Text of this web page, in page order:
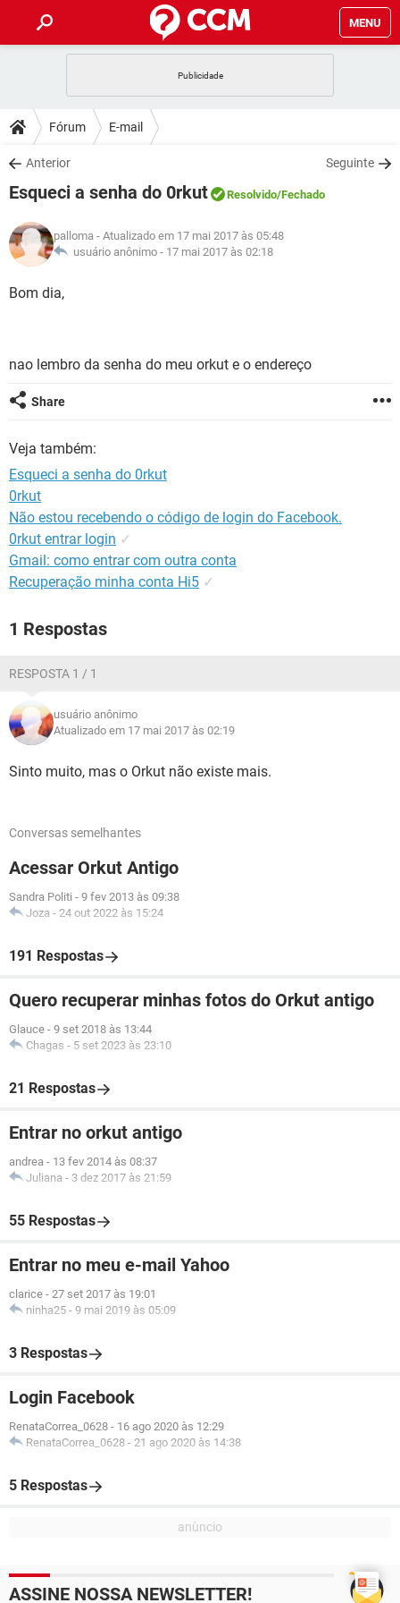
MENU
CELULAR
OUTLOOK
INSTAGRAM GMAIL
GUIA DE COMPRAS
DICAS
JOGOS
INSTAGRAM GMAIL
GUIA DE COMPRAS
DOWNLOADS
JOGOS WHATSAPP
CELULAR
OUTLOOK EXCEL
INSTAGRAM
FÓRUM
JOGOS WHATSAPP
CELULAR
OUTLOOK
GUIA DE COMPRAS
GLOSSÁRIO
JOGOS
GUIA DE COMPRAS
Fórum E-mail
Anterior Seguinte
Esqueci a senha do 0rkut Resolvido/Fechado
palloma - Atualizado em 17 mai 2017 às 05:48
usuário anônimo - 17 mai 2017 às 02:18
Bom dia,
nao lembro da senha do meu orkut e o endereço
Share
Veja também:
Esqueci a senha do 0rkut
0rkut
Não estou recebendo o código de login do Facebook.
0rkut entrar login ✓
Gmail: como entrar com outra conta
Recuperação minha conta Hi5 ✓
1 Respostas
RESPOSTA 1 / 1
usuário anônimo
Atualizado em 17 mai 2017 às 02:19
Sinto muito, mas o Orkut não existe mais.
Conversas semelhantes
Acessar Orkut Antigo
Sandra Politi - 9 fev 2013 às 09:38
Joza - 24 out 2022 às 15:24
191 Respostas
Quero recuperar minhas fotos do Orkut antigo
Glauce - 9 set 2018 às 13:44
Chagas - 5 set 2023 às 23:10
21 Respostas
Entrar no orkut antigo
andrea - 13 fev 2014 às 08:37
Juliana - 3 dez 2017 às 21:59
55 Respostas
Entrar no meu e-mail Yahoo
clarice - 27 set 2017 às 19:01
ninha25 - 9 mai 2019 às 05:09
3 Respostas
Login Facebook
RenataCorrea_0628 - 16 ago 2020 às 12:29
RenataCorrea_0628 - 21 ago 2020 às 14:38
5 Respostas
ASSINE NOSSA NEWSLETTER!